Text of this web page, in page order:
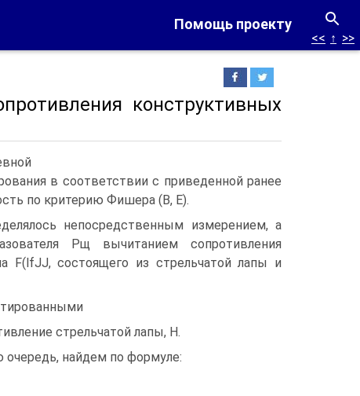
Помощь проекту
<< ↑ >>
конструктивных
в соответствии с приведенной ранее
по критерию Фишера (В, Е).
непосредственным измерением, а
Рщ вычитанием сопротивления
F(lfJJ, состоящего из стрельчатой лапы и
стрельчатой лапы, Н.
очередь, найдем по формуле: